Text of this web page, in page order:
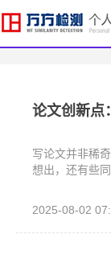
论文创新点
写论文并非稀
想出，还有些
2025-08-02